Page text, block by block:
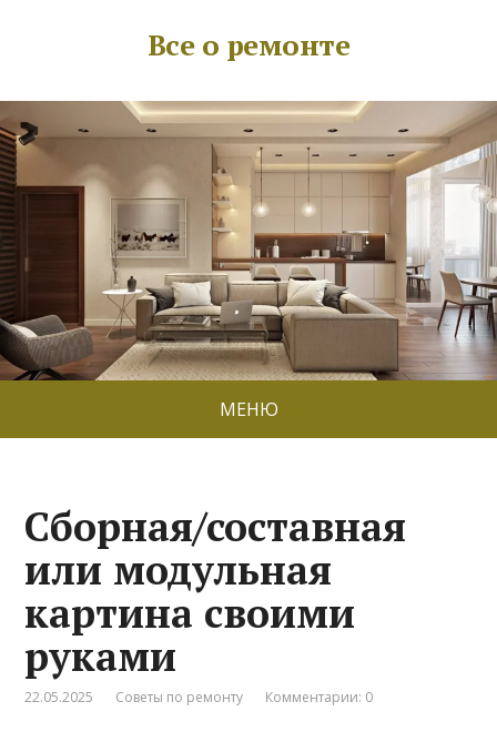
Все о ремонте
МЕНЮ
Сборная/составная
или модульная
картина своими
руками
22.05.2025 Советы по ремонту Комментарии: 0